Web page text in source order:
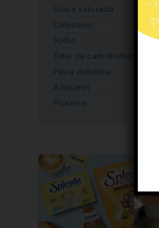
Grasa saturada
Colesterol
Sodio
Total de carbohidratos
Fibra dietética
Azúcares
Proteína